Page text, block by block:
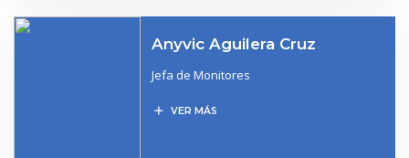
Anyvic Aguilera Cruz
Jefa de Monitores
add VER MÁS